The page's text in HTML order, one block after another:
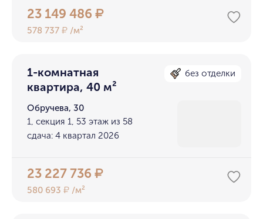
23 149 486₽
578 737₽ /м²
1-комнатная
квартира, 40 м²
без отделки
Обручева, 30
1, секция 1, 53 этаж из 58
сдача: 4 квартал 2026
23 227 736₽
580 693₽ /м²